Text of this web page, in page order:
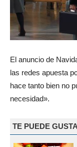
El anuncio de
las redes apuesta
hace tanto bien no
necesidad».
TE PUEDE